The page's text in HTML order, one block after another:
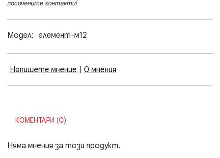
посочените контакти!
Модел: елемент-м12
Напишете мнение 0 мнения
КОМЕНТАРИ (0)
Няма мнения за този продукт.